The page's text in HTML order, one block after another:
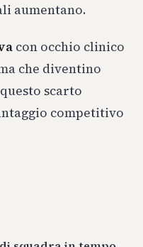
aumentano.
con occhio clinico
che diventino
scarto
competitivo